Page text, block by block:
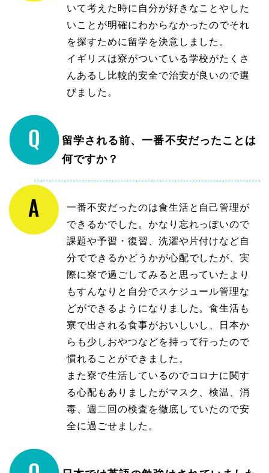
いて考えた時に自分が好きなことやした
いことが明確にわからなかったのでそれ
を探すために留学を決意しました。
イギリスは寮がついている学校がたくさ
んあるし比較的安全で治安が良いので選
びました。
留学される前、一番不安だったことは
何ですか？
一番不安だったのは食生活と自己管理が
できるかでした。かなり忘れっぽいので
課題や予習・復習、洗濯や片付けなど自
分でできるかどうかが心配でしたが、実
際に寮で過ごしてみると思っていたより
もすんなりと自分でスケジュール管理な
どができるようになりました。食生活も
寮で出される食事がおいしいし、日本か
らも少しおやつなどを持って行ったので
慣れることができました。
また寮で生活しているのでコロナに関す
る心配もありましたがマスク、検温、消
毒、週二回の検査を徹底していたので安
全に過ごせました。